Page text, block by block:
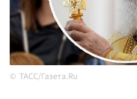
ТАСС/Газета.Ru